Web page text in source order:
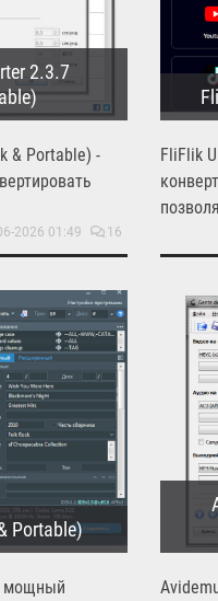
2.3.7
& Portable) -
2026 01:49 16
FliFlik
Portable)
мощный